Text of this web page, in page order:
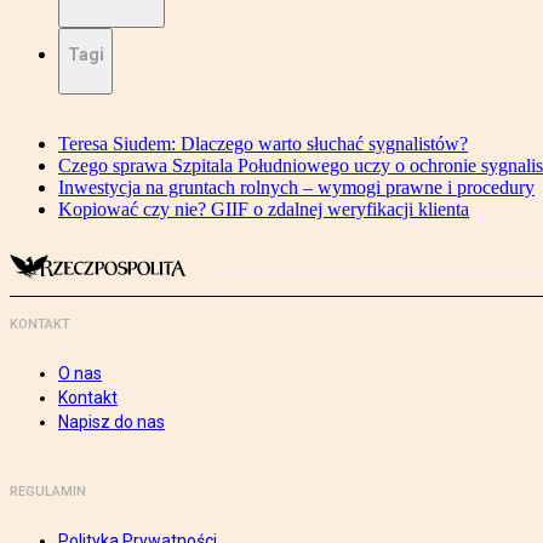
Tagi
Teresa Siudem: Dlaczego warto słuchać sygnalistów?
Czego sprawa Szpitala Południowego uczy o ochronie
Inwestycja na gruntach rolnych – wymogi prawne i procedury
Kopiować czy nie? GIIF o zdalnej weryfikacji klienta
KONTAKT
O nas
Kontakt
Napisz do nas
REGULAMIN